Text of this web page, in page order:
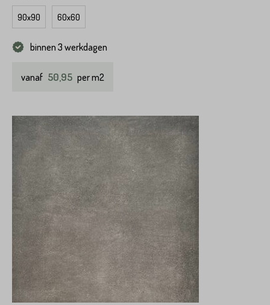
90x90 60x60
binnen 3 werkdagen
vanaf 50,95 per m2